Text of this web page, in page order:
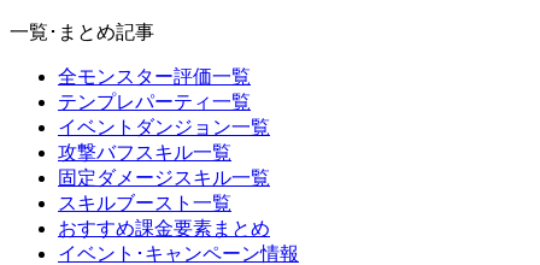
一覧･まとめ記事
全モンスター評価一覧
テンプレパーティ一覧
イベントダンジョン一覧
攻撃バフスキル一覧
固定ダメージスキル一覧
スキルブースト一覧
おすすめ課金要素まとめ
イベント･キャンペーン情報